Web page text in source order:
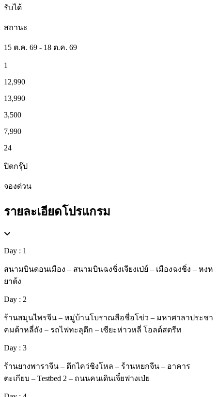
รับได้
สถานะ
15 ต.ค. 69 - 18 ต.ค. 69
1
12,990
13,990
3,500
7,990
24
ปิดกรุ๊ป
จองด่วน
รายละเอียดโปรแกรม
Day : 1
สนามบินดอนเมือง – สนามบินฉงชิ่งเจียงเป่ย์ – เมืองฉงชิ่ง – หงห
ยาต้ง
Day : 2
ร้านสมุนไพรจีน – หมู่บ้านโบราณสือชื่อโข่ว – มหาศาลาประชา
คมต้าหลี่ถัง – รถไฟทะลุตึก – เซียะห่าวหลี่ โอลด์สตรีท
Day : 3
ร้านยางพาราจีน – ตึกไคว่ชิงโหล – ร้านหยกจีน – อาคาร
ตะเกียบ – Testbed 2 – ถนนคนเดินเจี๋ยฟางเป่ย